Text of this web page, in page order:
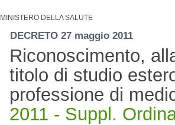
MINISTERO DELLA SALUTE
DECRETO 27 maggio 2011
Riconoscimento,
titolo di studio
professione di
2011 - Suppl.